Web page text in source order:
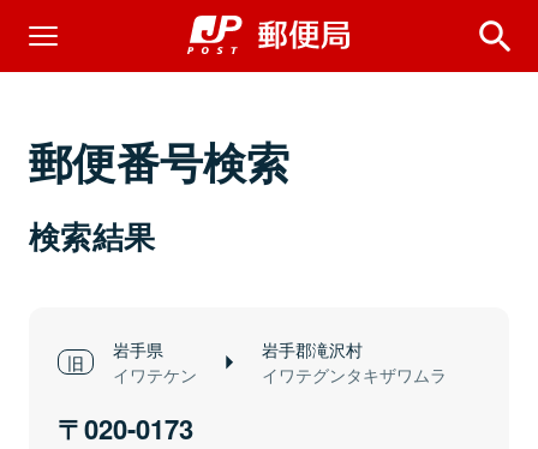
郵便番号検索
検索結果
岩手県
イワテケン
岩手郡滝沢村
イワテグンタキザワムラ
020-0173